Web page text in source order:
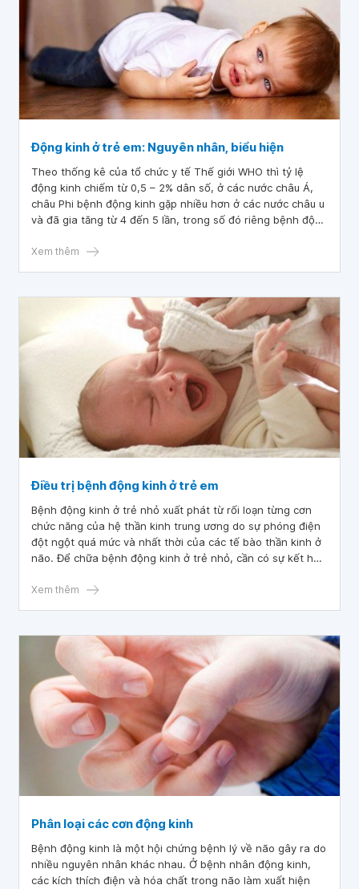
Động kinh ở trẻ em: Nguyên nhân, biểu hiện
Theo thống kê của tổ chức y tế Thế giới WHO thì tỷ lệ
động kinh chiếm từ 0,5 – 2% dân số, ở các nước châu Á,
châu Phi bệnh động kinh gặp nhiều hơn ở các nước châu u
và đã gia tăng từ 4 đến 5 lần, trong số đó riêng bệnh động
Xem thêm
Điều trị bệnh động kinh ở trẻ em
Bệnh động kinh ở trẻ nhỏ xuất phát từ rối loạn từng cơn
chức năng của hệ thần kinh trung ương do sự phóng điện
đột ngột quá mức và nhất thời của các tế bào thần kinh ở
não. Để chữa bệnh động kinh ở trẻ nhỏ, cần có sự kết hợp
nhi và gia đình sự kiên trì tối đa.
Xem thêm
Phân loại các cơn động kinh
Bệnh động kinh là một hội chứng bệnh lý về não gây ra do
nhiều nguyên nhân khác nhau. Ở bệnh nhân động kinh,
các kích thích điện và hóa chất trong não làm xuất hiện